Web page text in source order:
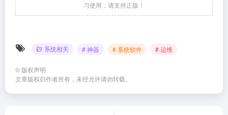
习使用，请支持正版！
系统相关 # 神器 # 系统软件 # 运维
© 版权声明
文章版权归作者所有，未经允许请勿转载。